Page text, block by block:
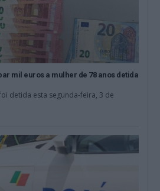
mil euros a mulher de 78 anos detida
detida esta segunda-feira, 3 de